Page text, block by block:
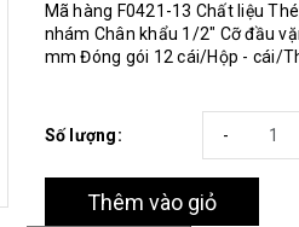
Mã hàng F0421-13 Chất liệu
nhám Chân khẩu 1/2" Cỡ đầu
mm Đóng gói 12 cái/Hộp - cái/
Số lượng: -
Thêm vào giỏ